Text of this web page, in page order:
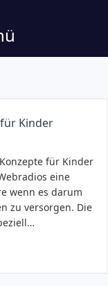
Kinder
für Kinder
eine
wenn es darum
zu versorgen. Die